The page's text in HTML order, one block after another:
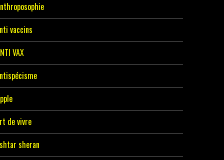
vaccins
VAX
de vivre
sheran